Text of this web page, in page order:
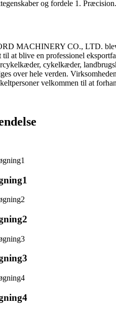
og fordele 1.
MACHINERY CO., LTD. blev
til at blive en professionel
cykelkæder,
over hele verden.
velkommen til at